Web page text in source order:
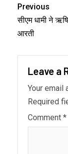
Previous
सीएम धामी ने
आरती
Leave a
Your email
Required
Comment *